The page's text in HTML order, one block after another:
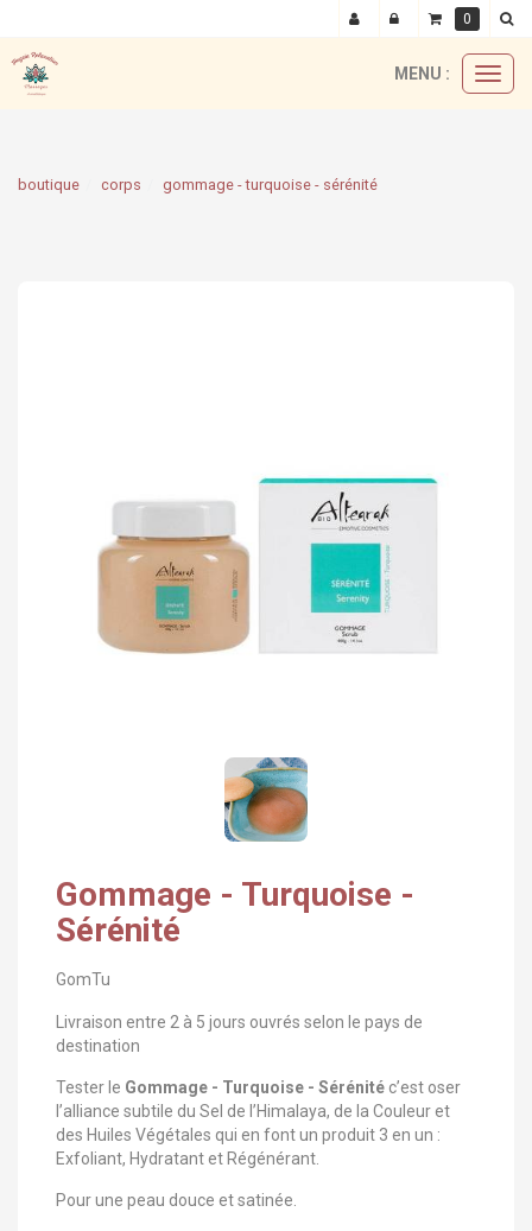
MENU :
boutique corps gommage - turquoise - sérénité
Gommage - Turquoise -
Sérénité
GomTu
Livraison entre 2 à 5 jours ouvrés selon le pays de
destination
Tester le Gommage - Turquoise - Sérénité​ c’est oser
l’alliance subtile du Sel de l’Himalaya, de la Couleur et
des Huiles Végétales qui en font un produit 3 en un :
Exfoliant, Hydratant et Régénérant.
Pour une peau douce et satinée.
0